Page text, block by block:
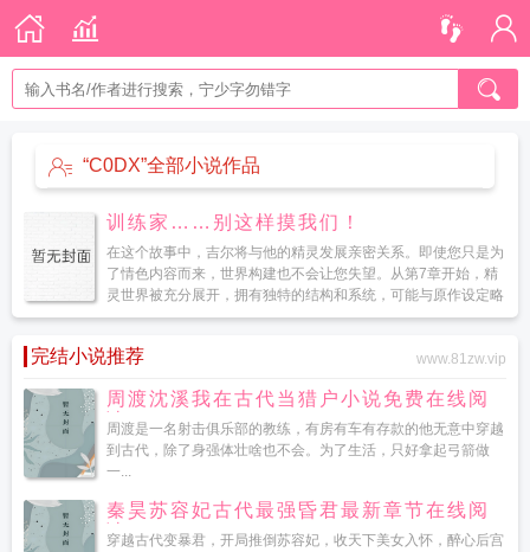
“C0DX”全部小说作品
训练家……别这样摸我们！
在这个故事中，吉尔将与他的精灵发展亲密关系。即使您只是为
了情色内容而来，世界构建也不会让您失望。从第7章开始，精
灵世界被充分展开，拥有独特的结构和系统，可能与原作设定略
有不同，但这些都是好的变化。...
完结小说推荐 www.81zw.vip
周渡沈溪我在古代当猎户小说免费在线阅
读
周渡是一名射击俱乐部的教练，有房有车有存款的他无意中穿越
到古代，除了身强体壮啥也不会。为了生活，只好拿起弓箭做
一...
秦昊苏容妃古代最强昏君最新章节在线阅
读
穿越古代变暴君，开局推倒苏容妃，收天下美女入怀，醉心后宫